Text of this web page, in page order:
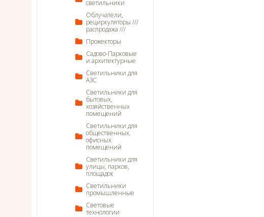
светильники
Облучатели,
рециркуляторы ///
распродажа ///
Прожекторы
Садово-Парковые
и архитектурные
Светильники для
АЗС
Светильники для
бытовых,
хозяйственных
помещений
Светильники для
общественных,
офисных
помещений
Светильники для
улицы, парков,
площадок
Светильники
промышленные
Световые
технологии